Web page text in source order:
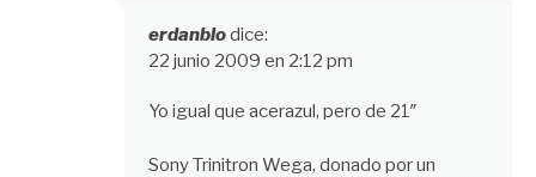
erdanblodice:
22 junio 2009 en 2:12 pm
Yo igual que acerazul, pero de 21″
Sony Trinitron Wega, donado por un